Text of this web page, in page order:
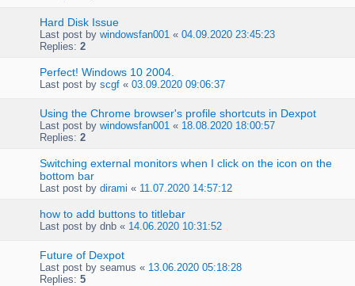
Hard Disk Issue
Last post by windowsfan001 « 04.09.2020 23:45:23
Replies: 2
Perfect! Windows 10 2004.
Last post by scgf « 03.09.2020 09:06:37
Using the Chrome browser's profile shortcuts in Dexpot
Last post by windowsfan001 « 18.08.2020 18:00:57
Replies: 2
Switching external monitors when I click on the icon on the
bottom bar
Last post by dirami « 11.07.2020 14:57:12
how to add buttons to titlebar
Last post by dnb « 14.06.2020 10:31:52
Future of Dexpot
Last post by seamus « 13.06.2020 05:18:28
Replies: 5